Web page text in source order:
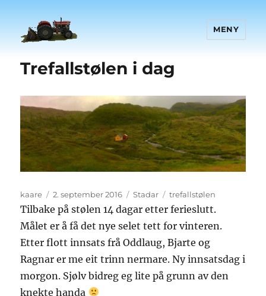
MENY
Trefallstølen i dag
Forfattar
kaare Posta
2. september 2016 Kategoriar
Stadar Stikkord
trefallstølen
Tilbake på stølen 14 dagar etter ferieslutt.
Målet er å få det nye selet tett for vinteren.
Etter flott innsats frå Oddlaug, Bjarte og
Ragnar er me eit trinn nermare. Ny innsatsdag i
morgon. Sjølv bidreg eg lite på grunn av den
knekte handa